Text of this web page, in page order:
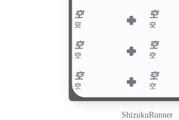
ShizukuRunner